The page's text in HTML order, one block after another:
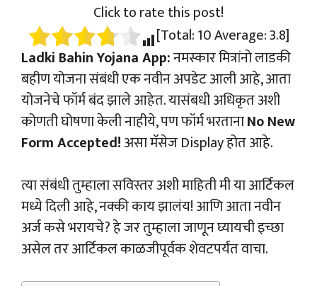
Click to rate this post!
[Total:10Average:3.8]
Ladki Bahin Yojana App:नमस्कार मित्रांनो लाडकी
बहीण योजना संबंधी एक नवीन अपडेट आली आहे, आता
योजनेचे फॉर्म बंद झाले आहेत. यासंबधी अधिकृत अशी
कोणती घोषणा केली नाहीये, पण फॉर्म भरतानाNo New
Form Accepted!असा मॅसेज Display होत आहे.
त्या संबंधी तुम्हाला सविस्तर अशी माहिती मी या आर्टिकल
मध्ये दिली आहे, नक्की काय झालंय! आणि आता नवीन
अर्ज कसे भरायचे? हे जर तुम्हाला जाणून घ्यायची इच्छा
असेल तर आर्टिकल काळजीपूर्वक शेवटपर्यंत वाचा.